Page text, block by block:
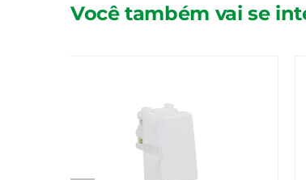
Você também vai se